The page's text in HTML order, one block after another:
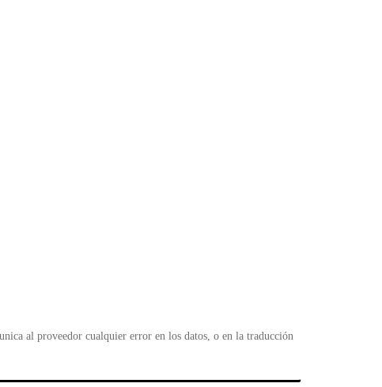
al proveedor cualquier error en los datos, o en la traducción